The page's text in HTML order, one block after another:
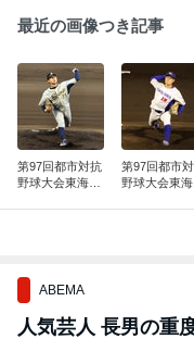
最近の画像つき記事
第97回都市対抗
野球大会東海地
第97回都市
野球大会東海
ABEMA
人気芸人 長男の重